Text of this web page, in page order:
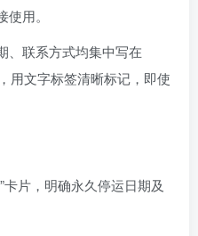
用。
、联系方式均集中写在
用文字标签清晰标记，即使
片，明确永久停运日期及